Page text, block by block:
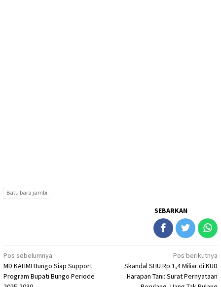
Batu bara jambi
SEBARKAN
Navigasi
pos
Pos sebelumnya
MD KAHMI Bungo Siap Support
Program Bupati Bungo Periode
Pos berikutnya
Skandal SHU Rp 1,4 Miliar di KUD
Harapan Tani: Surat Pernyataan